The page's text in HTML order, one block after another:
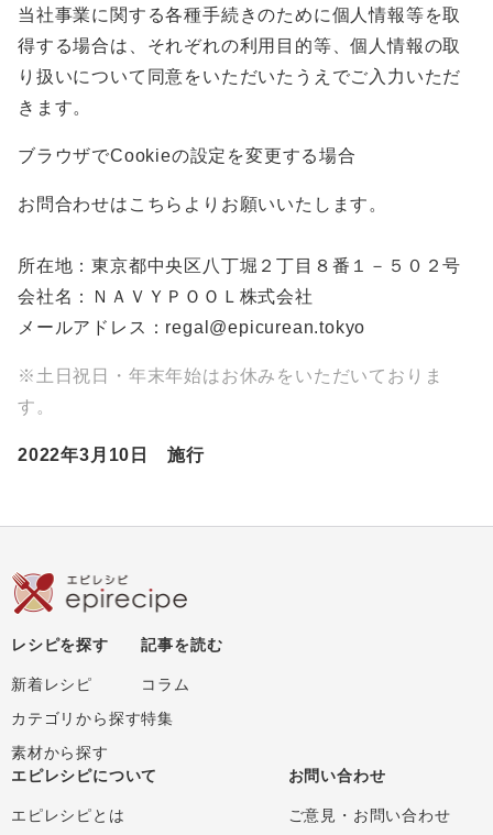
当社事業に関する各種手続きのために個人情報等を取
得する場合は、それぞれの利用目的等、個人情報の取
り扱いについて同意をいただいたうえでご入力いただ
きます。
ブラウザでCookieの設定を変更する場合
お問合わせはこちらよりお願いいたします。
所在地：東京都中央区八丁堀２丁目８番１－５０２号
会社名：ＮＡＶＹＰＯＯＬ株式会社
メールアドレス：regal@epicurean.tokyo
※土日祝日・年末年始はお休みをいただいておりま
す。
2022年3月10日 施行
レシピを探す
新着レシピ
カテゴリから探す
素材から探す
記事を読む
コラム
特集
エピレシピについて
エピレシピとは
お問い合わせ
ご意見・お問い合わせ